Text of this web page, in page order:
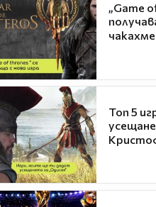
„Game
Топ 5